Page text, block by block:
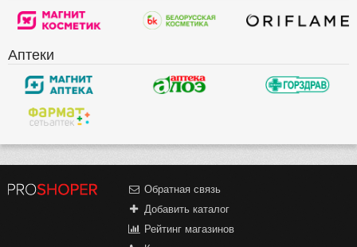
Аптеки
Обратная связь
Добавить каталог
Рейтинг магазинов